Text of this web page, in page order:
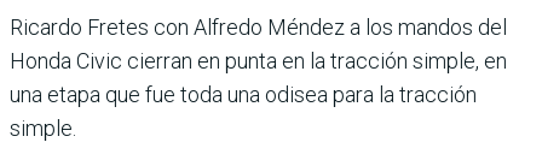
Ricardo Fretes con Alfredo Méndez a los mandos del
Honda Civic cierran en punta en la tracción simple, en
una etapa que fue toda una odisea para la tracción
simple.